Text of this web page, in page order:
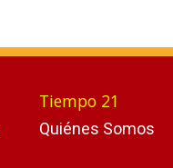
Tiempo 21
Quiénes Somos